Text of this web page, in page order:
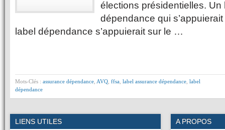
élections présidentielles.
dépendance qui
label dépendance s’appuierait sur le …
Mots-Clés : assurance dépendance AVQ ffsa label assurance dépendance label
dépendance
LIENS UTILES A PROPOS